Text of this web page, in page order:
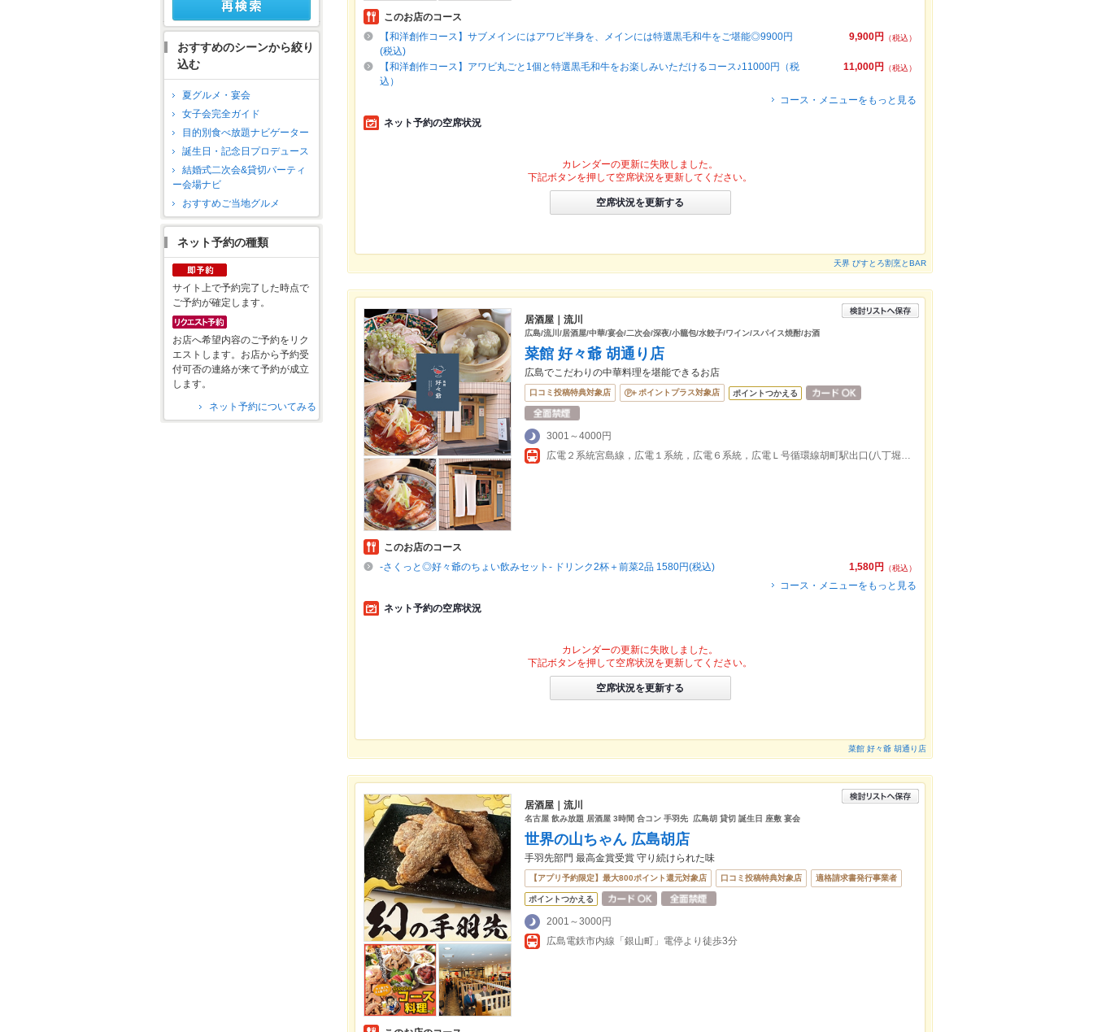
おすすめのシーンから絞り
込む
夏グルメ・宴会
女子会完全ガイド
目的別食べ放題ナビゲーター
誕生日・記念日プロデュース
結婚式二次会&貸切パーティ
ー会場ナビ
おすすめご当地グルメ
ネット予約の種類
サイト上で予約完了した時点で
ご予約が確定します。
お店へ希望内容のご予約をリク
エストします。お店から予約受
付可否の連絡が来て予約が成立
します。
ネット予約についてみる
このお店のコース
9,900円
（税込）
【和洋創作コース】サブメインにはアワビ半身を、メインには特選黒毛和牛をご堪能◎9900円
(税込)
11,000円
（税込）
【和洋創作コース】アワビ丸ごと1個と特選黒毛和牛をお楽しみいただけるコース♪11000円（税
込）
コース・メニューをもっと見る
ネット予約の空席状況
カレンダーの更新に失敗しました。
下記ボタンを押して空席状況を更新してください。
空席状況を更新する
天界 びすとろ割烹とBAR
居酒屋｜流川
広島/流川/居酒屋/中華/宴会/二次会/深夜/小籠包/水餃子/ワイン/スパイス焼酎/お酒
菜館 好々爺 胡通り店
広島でこだわりの中華料理を堪能できるお店
口コミ投稿特典対象店 ポイントプラス対象店 ポイントつかえる
3001～4000円
広電２系統宮島線，広電１系統，広電６系統，広電Ｌ号循環線胡町駅出口(八丁堀方面のりば)より徒歩約3分
このお店のコース
1,580円
（税込）
-さくっと◎好々爺のちょい飲みセット- ドリンク2杯＋前菜2品 1580円(税込)
コース・メニューをもっと見る
ネット予約の空席状況
カレンダーの更新に失敗しました。
下記ボタンを押して空席状況を更新してください。
空席状況を更新する
菜館 好々爺 胡通り店
居酒屋｜流川
名古屋 飲み放題 居酒屋 3時間 合コン 手羽先 広島胡 貸切 誕生日 座敷 宴会
世界の山ちゃん 広島胡店
手羽先部門 最高金賞受賞 守り続けられた味
【アプリ予約限定】最大800ポイント還元対象店 口コミ投稿特典対象店 適格請求書発行事業者
ポイントつかえる
2001～3000円
広島電鉄市内線「銀山町」電停より徒歩3分